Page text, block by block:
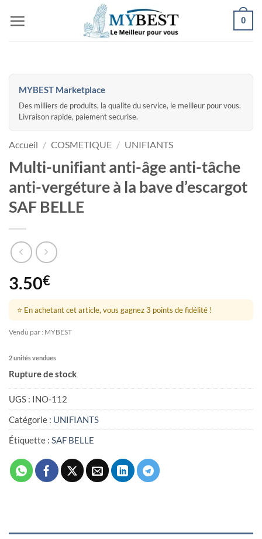
au
0
MYBEST Marketplace
Des milliers de produits, la qualite du service, le meilleur pour vous.
Livraison rapide, paiement securise.
Accueil / COSMETIQUE / UNIFIANTS
Multi-unifiant anti-âge anti-tâche
anti-vergéture à la bave d’escargot
SAF BELLE
3.50€
⭐ En achetant cet article, vous gagnez 3 points de fidélité !
Vendu par : MYBEST
2 unités vendues
Rupture de stock
UGS : INO-112
Catégorie : UNIFIANTS
Étiquette : SAF BELLE